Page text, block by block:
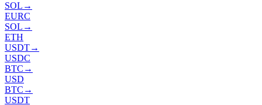
SOL →
EURC
SOL →
ETH
USDT→
USDC
BTC →
USD
BTC →
USDT